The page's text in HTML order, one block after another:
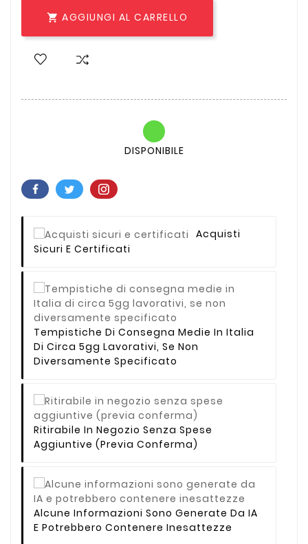
 AGGIUNGI AL CARRELLO
DISPONIBILE
Acquisti
Sicuri E Certificati
Tempistiche Di Consegna Medie In Italia
Di Circa 5gg Lavorativi, Se Non
Diversamente Specificato
Ritirabile In Negozio Senza Spese
Aggiuntive (previa Conferma)
Alcune Informazioni Sono Generate Da IA
E Potrebbero Contenere Inesattezze